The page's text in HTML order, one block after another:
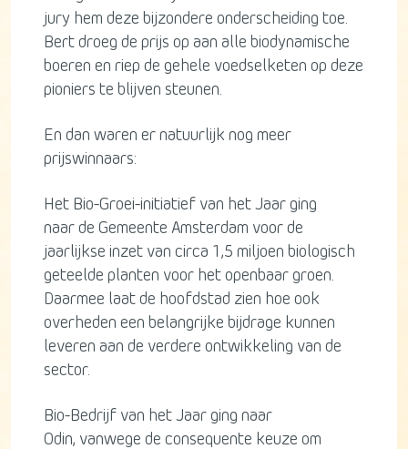
jury hem deze bijzondere onderscheiding toe.
Bert droeg de prijs op aan alle biodynamische
boeren en riep de gehele voedselketen op deze
pioniers te blijven steunen.
En dan waren er natuurlijk nog meer
prijswinnaars:
Het Bio-Groei-initiatief van het Jaar ging
naar de Gemeente Amsterdam voor de
jaarlijkse inzet van circa 1,5 miljoen biologisch
geteelde planten voor het openbaar groen.
Daarmee laat de hoofdstad zien hoe ook
overheden een belangrijke bijdrage kunnen
leveren aan de verdere ontwikkeling van de
sector.
Bio-Bedrijf van het Jaar ging naar
Odin, vanwege de consequente keuze om